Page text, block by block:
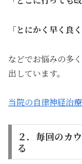
「とにかく早く良
などでお悩みの多
出しています。
当院の自律神経治
２．毎回のカ
る